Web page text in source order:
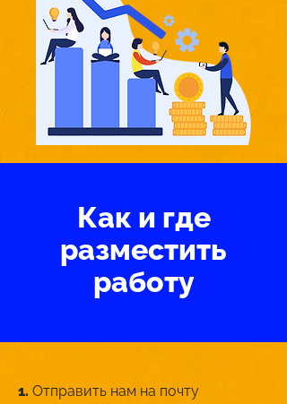
Как и где
разместить
работу
1. Отправить нам на почту